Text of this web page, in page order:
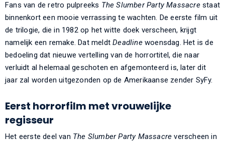
Fans van de retro pulpreeks The Slumber Party Massacrestaat
binnenkort een mooie verrassing te wachten. De eerste film uit
de trilogie, die in 1982 op het witte doek verscheen, krijgt
namelijk een remake. Dat meldtDeadlinewoensdag. Het is de
bedoeling dat nieuwe vertelling van de horrortitel, die naar
verluidt al helemaal geschoten en afgemonteerd is, later dit
jaar zal worden uitgezonden op de Amerikaanse zender SyFy.
Eerst horrorfilm met vrouwelijke
regisseur
Het eerste deel van The Slumber Party Massacreverscheen in